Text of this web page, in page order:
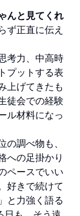
んと見てくれ
ず正直に伝え
考力、中高時
プットする表
上げてきたも
徒会での経験
ル材料になっ
調べ物も、
への足掛かり
ペースでいい
好きで続けて
と力強く語る